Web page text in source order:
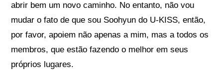
abrir bem um novo caminho. No entanto, não vou
mudar o fato de que sou Soohyun do U-KISS, então,
por favor, apoiem não apenas a mim, mas a todos os
membros, que estão fazendo o melhor em seus
próprios lugares.